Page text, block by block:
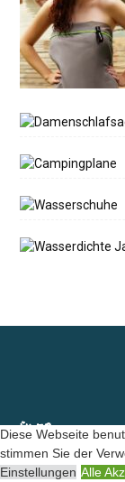
ÜBER
Impressum-
Diese Webseite
stimmen Sie der
Einstellungen Alle